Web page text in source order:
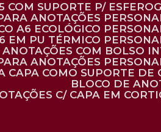
COM SUPORTE P/
PARA ANOTAÇÕES
A6 ECOLÓGICO
EM PU TÉRMICO
ANOTAÇÕES COM BOLSO
PARA ANOTAÇÕES
CAPA COMO SUPORTE DE
BLOCO DE
C/ CAPA EM